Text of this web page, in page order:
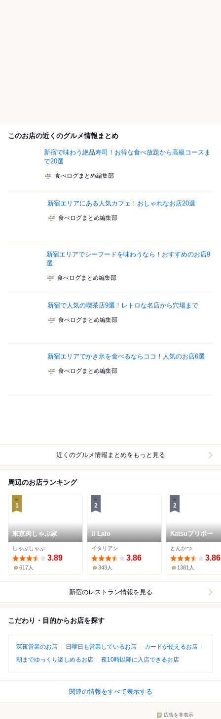
このお店の近くのグルメ情報まとめ
新宿で味わう絶品寿司！お得な食べ放題から高級コースま
で20選
食べログまとめ編集部
新宿エリアにある人気カフェ！おしゃれなお店20選
食べログまとめ編集部
新宿エリアでシーフードを味わうなら！おすすめのお店9
選
食べログまとめ編集部
新宿で人気の喫茶店9選！レトロな名店から穴場まで
食べログまとめ編集部
新宿エリアでかき氷を食べるならココ！人気のお店6選
食べログまとめ編集部
近くのグルメ情報まとめをもっと見る
周辺のお店ランキング
1
東京肉しゃぶ家
しゃぶしゃぶ
3.89
617人
2
Il Lato
イタリアン
3.86
343人
2
Katsuプリポー
とんかつ
3.86
1381人
新宿のレストラン情報を見る
こだわり・目的からお店を探す
深夜営業のお店 日曜日も営業しているお店
カードが使えるお店
朝までゆっくり楽しめるお店
夜10時以降に入店できるお店
関連の情報をすべて表示する
広告を非表示